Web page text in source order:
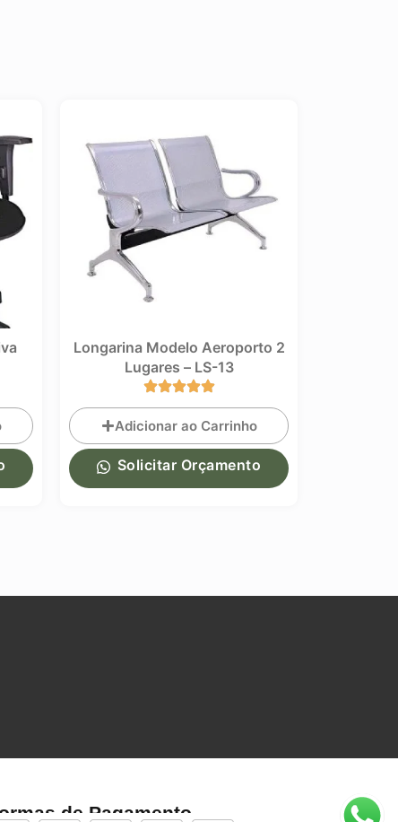
Longarina Modelo Aeroporto 2
Lugares – LS-13
Adicionar ao Carrinho
Solicitar Orçamento
de Pagamento